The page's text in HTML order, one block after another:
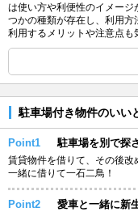
は使い方や利便性のイメージ
つかの種類が存在し、利用方
利用するメリットや注意点も
駐車場付き物件のいい
Point1 駐車場を別で探
賃貸物件を借りて、その後改
一緒に借りて一石二鳥！
Point2 愛車と一緒に新